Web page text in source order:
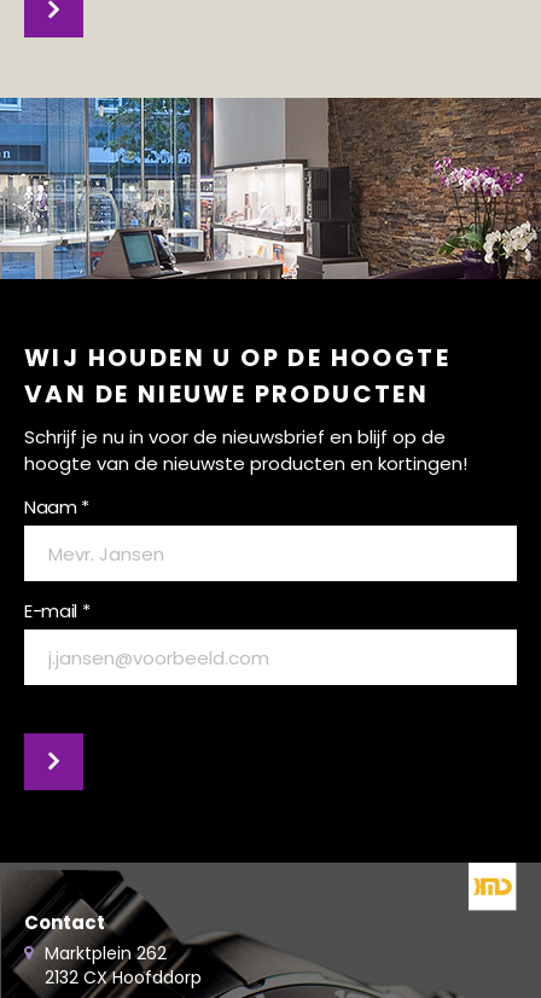
WIJ HOUDEN U OP DE HOOGTE
VAN DE NIEUWE PRODUCTEN
Schrijf je nu in voor de nieuwsbrief en blijf op de
hoogte van de nieuwste producten en kortingen!
Naam *
E-mail *
Contact
Marktplein 262
2132 CX Hoofddorp